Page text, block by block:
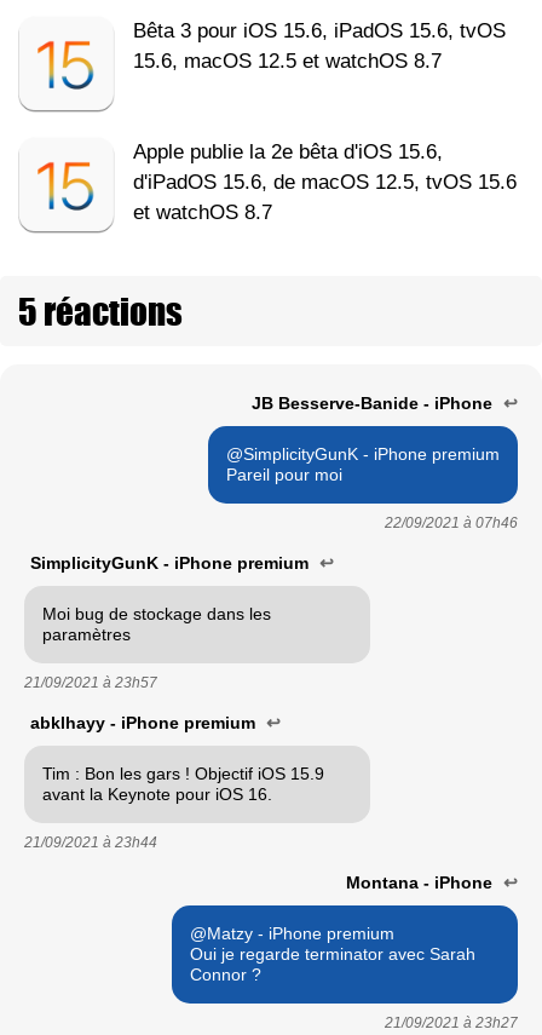
Bêta 3 pour iOS 15.6, iPadOS 15.6, tvOS
15.6, macOS 12.5 et watchOS 8.7
Apple publie la 2e bêta d'iOS 15.6,
d'iPadOS 15.6, de macOS 12.5, tvOS 15.6
et watchOS 8.7
5 réactions
JB Besserve-Banide - iPhone ↩
@SimplicityGunK - iPhone premium
Pareil pour moi
22/09/2021 à 07h46
SimplicityGunK - iPhone premium ↩
Moi bug de stockage dans les
paramètres
21/09/2021 à 23h57
abklhayy - iPhone premium ↩
Tim : Bon les gars ! Objectif iOS 15.9
avant la Keynote pour iOS 16.
21/09/2021 à 23h44
Montana - iPhone ↩
@Matzy - iPhone premium
Oui je regarde terminator avec Sarah
Connor ?
21/09/2021 à 23h27